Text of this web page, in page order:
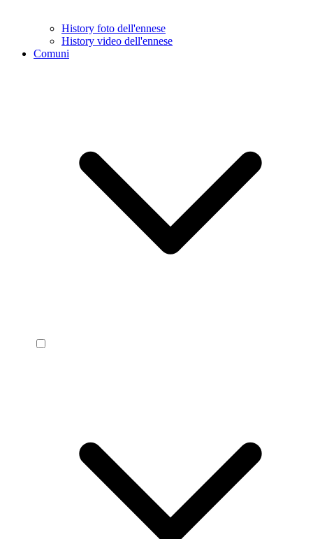
History foto dell'ennese
History video dell'ennese
Comuni